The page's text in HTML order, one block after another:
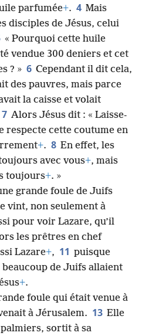
parfumée+. 4 Mais
disciples de Jésus, celui
« Pourquoi cette huile
vendue 300 deniers et cet
? » 6 Cependant il dit cela,
des pauvres, mais parce
la caisse et volait
7 Alors Jésus dit : « Laisse-
respecte cette coutume en
+. 8 En effet, les
avec vous+, mais
toujours+. »
grande foule de Juifs
vint, non seulement à
pour voir Lazare, qu’il
les prêtres en chef
Lazare+, 11 puisque
beaucoup de Juifs allaient
+.
foule qui était venue à
à Jérusalem. 13 Elle
sortit à sa